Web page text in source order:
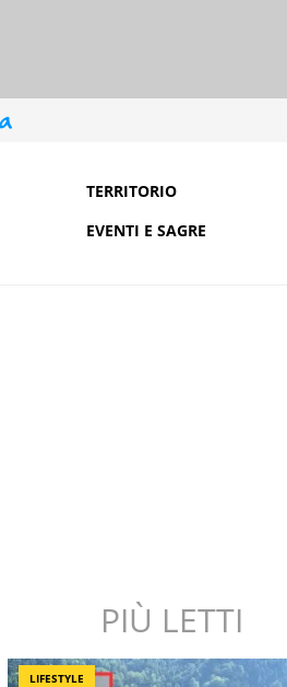
TERRITORIO
EVENTI E SAGRE
PIÙ LETTI
LIFESTYLE